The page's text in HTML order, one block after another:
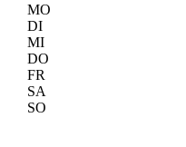
MO
DI
MI
DO
FR
SA
SO